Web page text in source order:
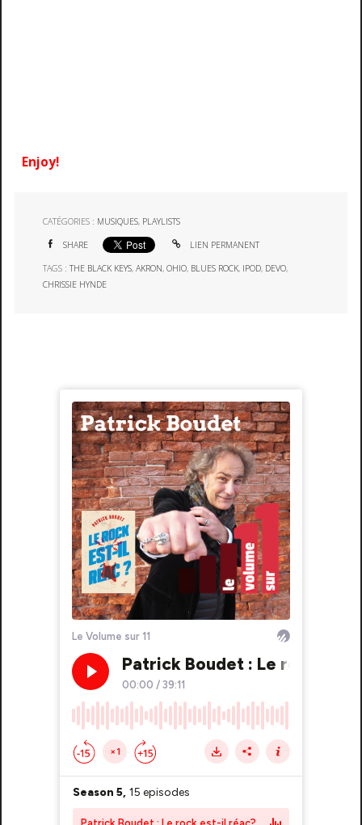
Enjoy!
CATÉGORIES : MUSIQUES, PLAYLISTS
SHARE LIEN PERMANENT
TAGS :THE BLACK KEYS,AKRON,OHIO, BLUES ROCK, IPOD, DEVO,
CHRISSIE HYNDE